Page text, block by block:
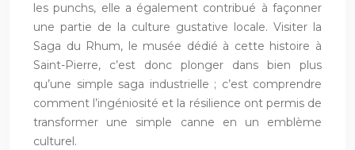
les punchs, elle a également contribué à façonner
une partie de la culture gustative locale. Visiter la
Saga du Rhum, le musée dédié à cette histoire à
Saint-Pierre, c’est donc plonger dans bien plus
qu’une simple saga industrielle ; c’est comprendre
comment l’ingéniosité et la résilience ont permis de
transformer une simple canne en un emblème
culturel.